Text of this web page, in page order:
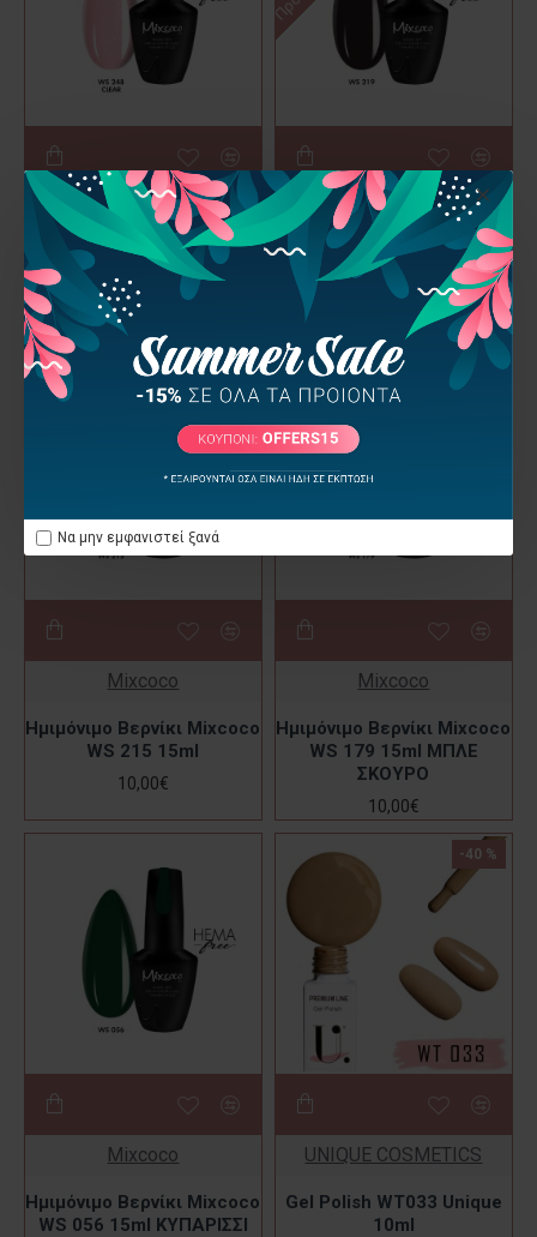
Να μην εμφανιστεί ξανά
Mixcoco
Ημιμόνιμο Βερνίκι Mixcoco
WS 248 15ml
10,00€
Mixcoco
Ημιμόνιμο Βερνίκι Mixcoco
WS 219 15ml ΚΑΦΕ
ΣΚΟΥΡΟ
10,00€
Mixcoco
Ημιμόνιμο Βερνίκι Mixcoco
WS 215 15ml
10,00€
Mixcoco
Ημιμόνιμο Βερνίκι Mixcoco
WS 179 15ml ΜΠΛΕ
ΣΚΟΥΡΟ
10,00€
Mixcoco
Ημιμόνιμο Βερνίκι Mixcoco
WS 056 15ml ΚΥΠΑΡΙΣΣΙ
-40 %
UNIQUE COSMETICS
Gel Polish WT033 Unique
10ml